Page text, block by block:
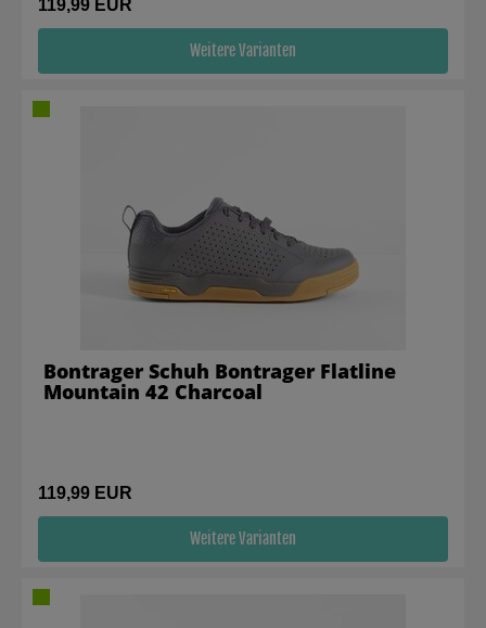
119,99 EUR
Weitere Varianten
119,99 EUR
Weitere Varianten
Bontrager Schuh Bontrager Flatline
Mountain 42 Charcoal